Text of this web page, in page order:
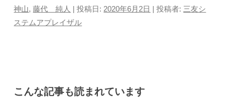
神山,藤代 純人 | 投稿日: 2020年6月2日 |投稿者: 三友シ
ステムアプレイザル
こんな記事も読まれています